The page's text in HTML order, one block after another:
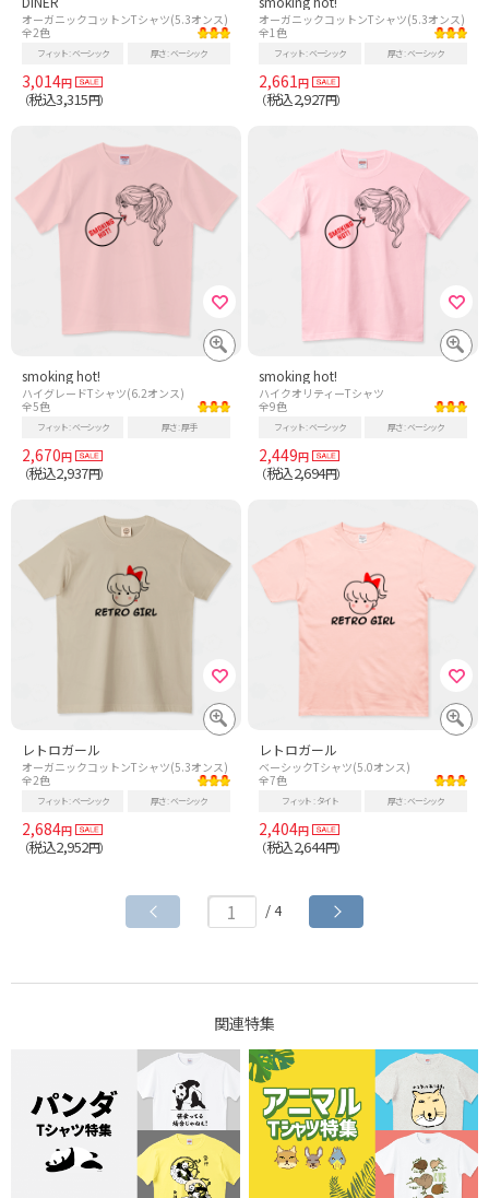
オーガニックコットンTシャツ(5.3オンス)
全2色
フィット ベーシック 厚さ ベーシック
3,014円
（税込3,315円）
オーガニックコットンTシャツ(5.3オンス)
全1色
フィット ベーシック 厚さ ベーシック
2,661円
（税込2,927円）
smoking hot!
ハイグレードTシャツ(6.2オンス)
全5色
フィット ベーシック 厚さ 厚手
2,670円
（税込2,937円）
smoking hot!
ハイクオリティーTシャツ
全9色
フィット ベーシック 厚さ ベーシック
2,449円
（税込2,694円）
レトロガール
オーガニックコットンTシャツ(5.3オンス)
全2色
フィット ベーシック 厚さ ベーシック
2,684円
（税込2,952円）
レトロガール
ベーシックTシャツ(5.0オンス)
全7色
フィット タイト 厚さ ベーシック
2,404円
（税込2,644円）
/ 4
関連特集